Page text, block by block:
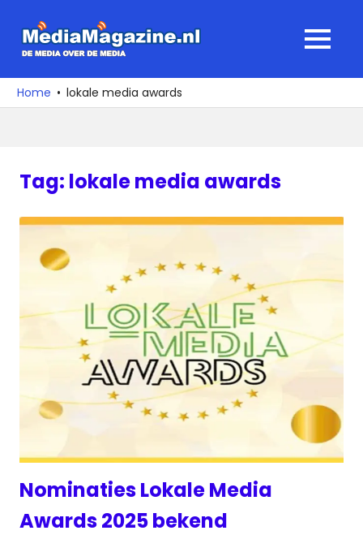
naar
media
over
MENU
Home lokale media awards
Tag: lokale media awards
Nominaties Lokale Media
Awards 2025 bekend